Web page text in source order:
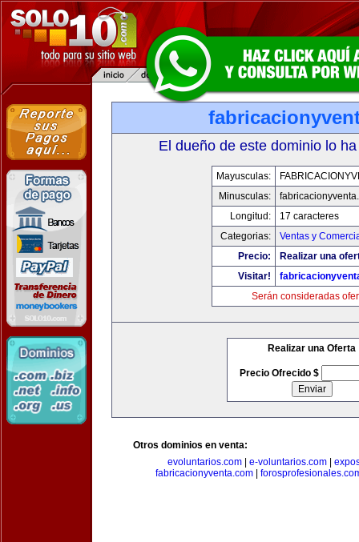
El dueño de este dominio lo
Mayusculas:
Minusculas:
Longitud:
17 caracteres
Categorias:
Ventas y
Precio:
Realizar una
Visitar!
Serán consideradas
Realizar una Oferta
Precio Ofrecido $
Otros dominios en venta:
evoluntarios.com
e-voluntarios.com
fabricacionyventa.com|